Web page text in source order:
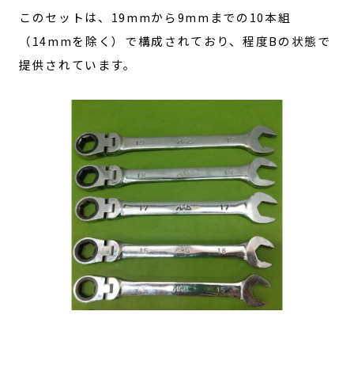
このセットは、19mmから9mmまでの10本組
（14mmを除く）で構成されており、程度Bの状態で
提供されています。